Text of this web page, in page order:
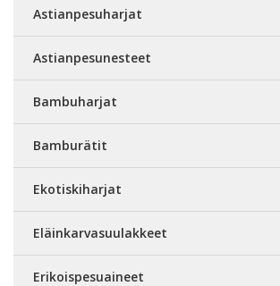
Astianpesuharjat
Astianpesunesteet
Bambuharjat
Bamburätit
Ekotiskiharjat
Eläinkarvasuulakkeet
Erikoispesuaineet